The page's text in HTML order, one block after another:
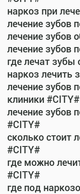
наркоз при
лечение зубов
лечение зубов
лечение зубов
где лечат
наркоз лечить
лечение зубов
клиники #CITY#
лечение зубов
#CITY#
сколько стоит
#CITY#
где можно
#CITY#
где под